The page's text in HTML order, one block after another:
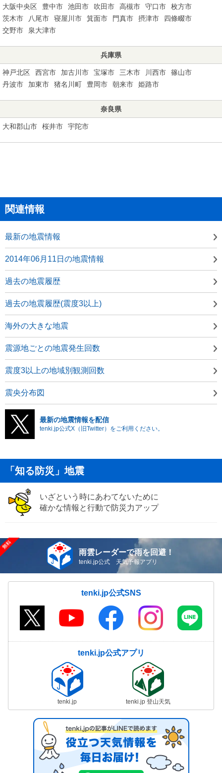
大阪中央区 豊中市 池田市 吹田市 高槻市 守口市
枚方市
茨木市
八尾市 寝屋川市 箕面市 門真市 摂津市
四條畷市
交野市
泉大津市
兵庫県
神戸北区 西宮市 加古川市 宝塚市 三木市 川西市
篠山市
丹波市
加東市 猪名川町 豊岡市 朝来市 姫路市
奈良県
大和郡山市 桜井市 宇陀市
関連情報
最新の地震情報
2014年06月11日の地震情報
過去の地震履歴
過去の地震履歴(震度3以上)
海外の大きな地震
震源地ごとの地震発生回数
震度3以上の地域別観測回数
震央分布図
最新の地震情報を配信
tenki.jp公式X（旧Twitter）をご利用ください。
「知る防災」地震
いざという時にあわてないために
確かな情報と行動で防災力アップ
雨雲レーダーで雨を回避！
tenki.jp公式 天気予報アプリ
tenki.jp公式SNS
tenki.jp公式アプリ
tenki.jp tenki.jp 登山天気